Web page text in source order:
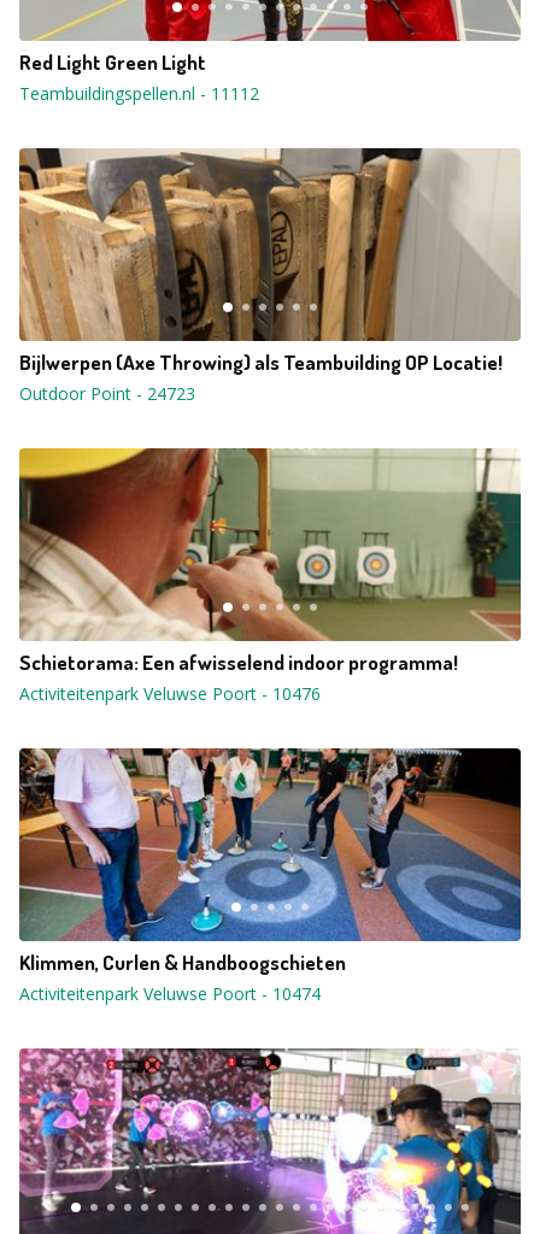
Red Light Green Light
Teambuildingspellen.nl - 11112
Bijlwerpen (Axe Throwing) als Teambuilding OP Locatie!
Outdoor Point - 24723
Schietorama: Een afwisselend indoor programma!
Activiteitenpark Veluwse Poort - 10476
Klimmen, Curlen & Handboogschieten
Activiteitenpark Veluwse Poort - 10474